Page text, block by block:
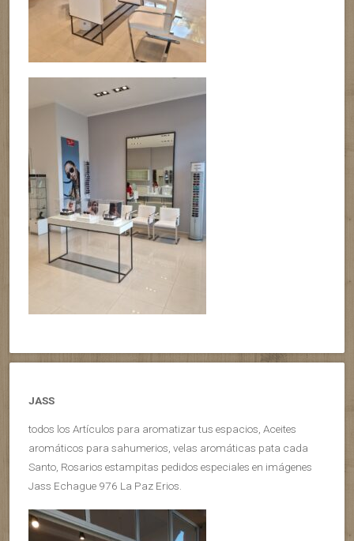
JASS
todos los Artículos para aromatizar tus espacios, Aceites
aromáticos para sahumerios, velas aromáticas pata cada
Santo, Rosarios estampitas pedidos especiales en imágenes
Jass Echague 976 La Paz Erios.